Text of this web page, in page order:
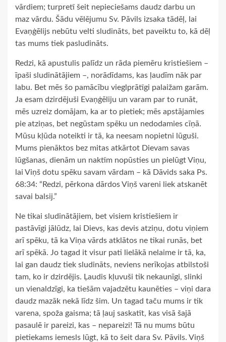
vārdiem; turpretī šeit nepieciešams daudz darbu un
maz vārdu. Šādu vēlējumu Sv. Pāvils izsaka tādēļ, lai
Evaņģēlijs nebūtu velti sludināts, bet paveiktu to, kā dēļ
tas mums tiek pasludināts.
Redzi, kā apustulis palīdz un rāda piemēru kristiešiem –
īpaši sludinātājiem –, norādīdams, kas ļaudīm nāk par
labu. Bet mēs šo pamācību vieglprātīgi palaižam garām.
Ja esam dzirdējuši Evaņģēliju un varam par to runāt,
mēs uzreiz domājam, ka ar to pietiek; mēs apstājamies
pie atziņas, bet negūstam spēku un nedodamies cīņā.
Mūsu kļūda noteikti ir tā, ka neesam nopietni lūguši.
Mums pienāktos bez mitas atkārtot Dievam savas
lūgšanas, dienām un naktīm nopūsties un pielūgt Viņu,
lai Viņš dotu spēku savam vārdam – kā Dāvids saka Ps.
68:34: “Redzi, pērkona dārdos Viņš vareni liek atskanēt
savai balsij.”
Ne tikai sludinātājiem, bet visiem kristiešiem ir
pastāvīgi jālūdz, lai Dievs, kas devis atziņu, dotu viņiem
arī spēku, tā ka Viņa vārds atklātos ne tikai runās, bet
arī spēkā. Jo tagad it visur pati lielākā nelaime ir tā, ka,
lai gan daudz tiek sludināts, neviens nerīkojas atbilstoši
tam, ko ir dzirdējis. Ļaudis kļuvuši tik nekaunīgi, slinki
un vienaldzīgi, ka tiešām vajadzētu kaunēties – viņi dara
daudz mazāk nekā līdz šim. Un tagad taču mums ir tik
varena, spoža gaisma; tā ļauj saskatīt, kas visā šajā
pasaulē ir pareizi, kas – nepareizi! Tā nu mums būtu
pietiekams iemesls lūgt, kā to šeit dara Sv. Pāvils. Viņš